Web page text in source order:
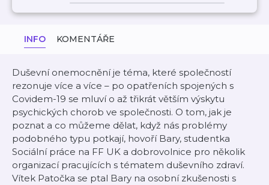
INFO KOMENTÁŘE
Duševní onemocnění je téma, které společností
rezonuje více a více – po opatřeních spojených s
Covidem-19 se mluví o až třikrát větším výskytu
psychických chorob ve společnosti. O tom, jak je
poznat a co můžeme dělat, když nás problémy
podobného typu potkají, hovoří Bary, studentka
Sociální práce na FF UK a dobrovolnice pro několik
organizací pracujících s tématem duševního zdraví.
Vítek Patočka se ptal Bary na osobní zkušenosti s